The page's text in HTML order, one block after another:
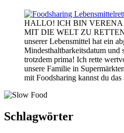
HALLO! ICH BIN VERENA
MIT DIE WELT ZU
unserer Lebensmittel hat ein
Mindesthaltbarkeitsdatum und
trotzdem prima! Ich rette
unsere Familie in
mit Foodsharing kannst du das
Schlagwörter